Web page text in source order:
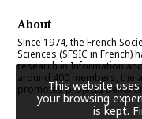
About
Since 1974, the French
Sciences (SFSIC in
research in Information
around 400 members, the
promotes projects
This website
your browsing
is kept.